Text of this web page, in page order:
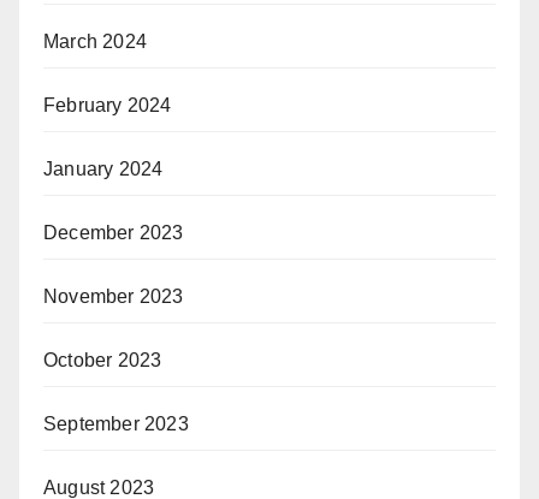
March 2024
February 2024
January 2024
December 2023
November 2023
October 2023
September 2023
August 2023